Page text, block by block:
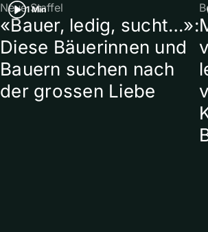
1 Min
Neue Staffel
«Bauer, ledig, sucht…»:
Diese Bäuerinnen und
Bauern suchen nach
der grossen Liebe